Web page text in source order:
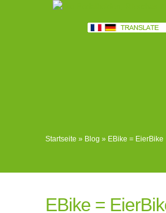
Startseite » Blog » EBike = EierBike
EBike =